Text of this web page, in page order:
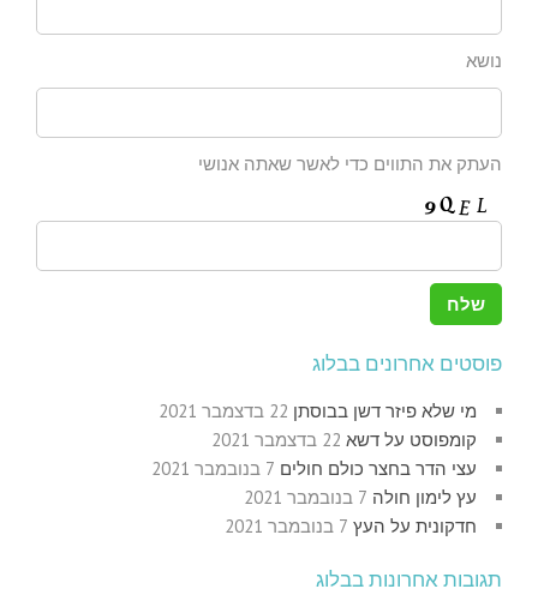
נושא
העתק את התווים כדי לאשר שאתה אנושי
פוסטים אחרונים בבלוג
מי שלא פיזר דשן בבוסתן 22 בדצמבר 2021
קומפוסט על דשא 22 בדצמבר 2021
עצי הדר בחצר כולם חולים 7 בנובמבר 2021
עץ לימון חולה 7 בנובמבר 2021
חדקונית על העץ 7 בנובמבר 2021
תגובות אחרונות בבלוג